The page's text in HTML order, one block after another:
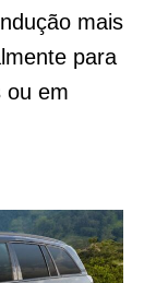
mais
para
ou em